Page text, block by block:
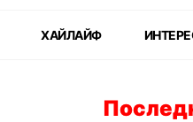
ХАЙЛАЙФ